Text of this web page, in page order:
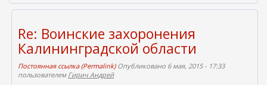
Re: Воинские захоронения
Калининградской области
Постоянная ссылка (Permalink)Опубликовано 6 мая, 2015 - 17:33
пользователем Гирич Андрей